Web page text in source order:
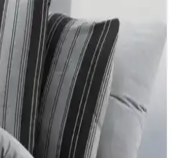
Nevresim Takımlarıyla Yatak
şıklık ve konforu yakalayın. Kaliteli
inceleyin!
Çek Canlandırır Nevresim
Dayanıklı Çocuk Yatak Seti
takımı, canlı renkler ve yüksek kalite
çocuklar için ideal, pratik bakım
yatak setidir.